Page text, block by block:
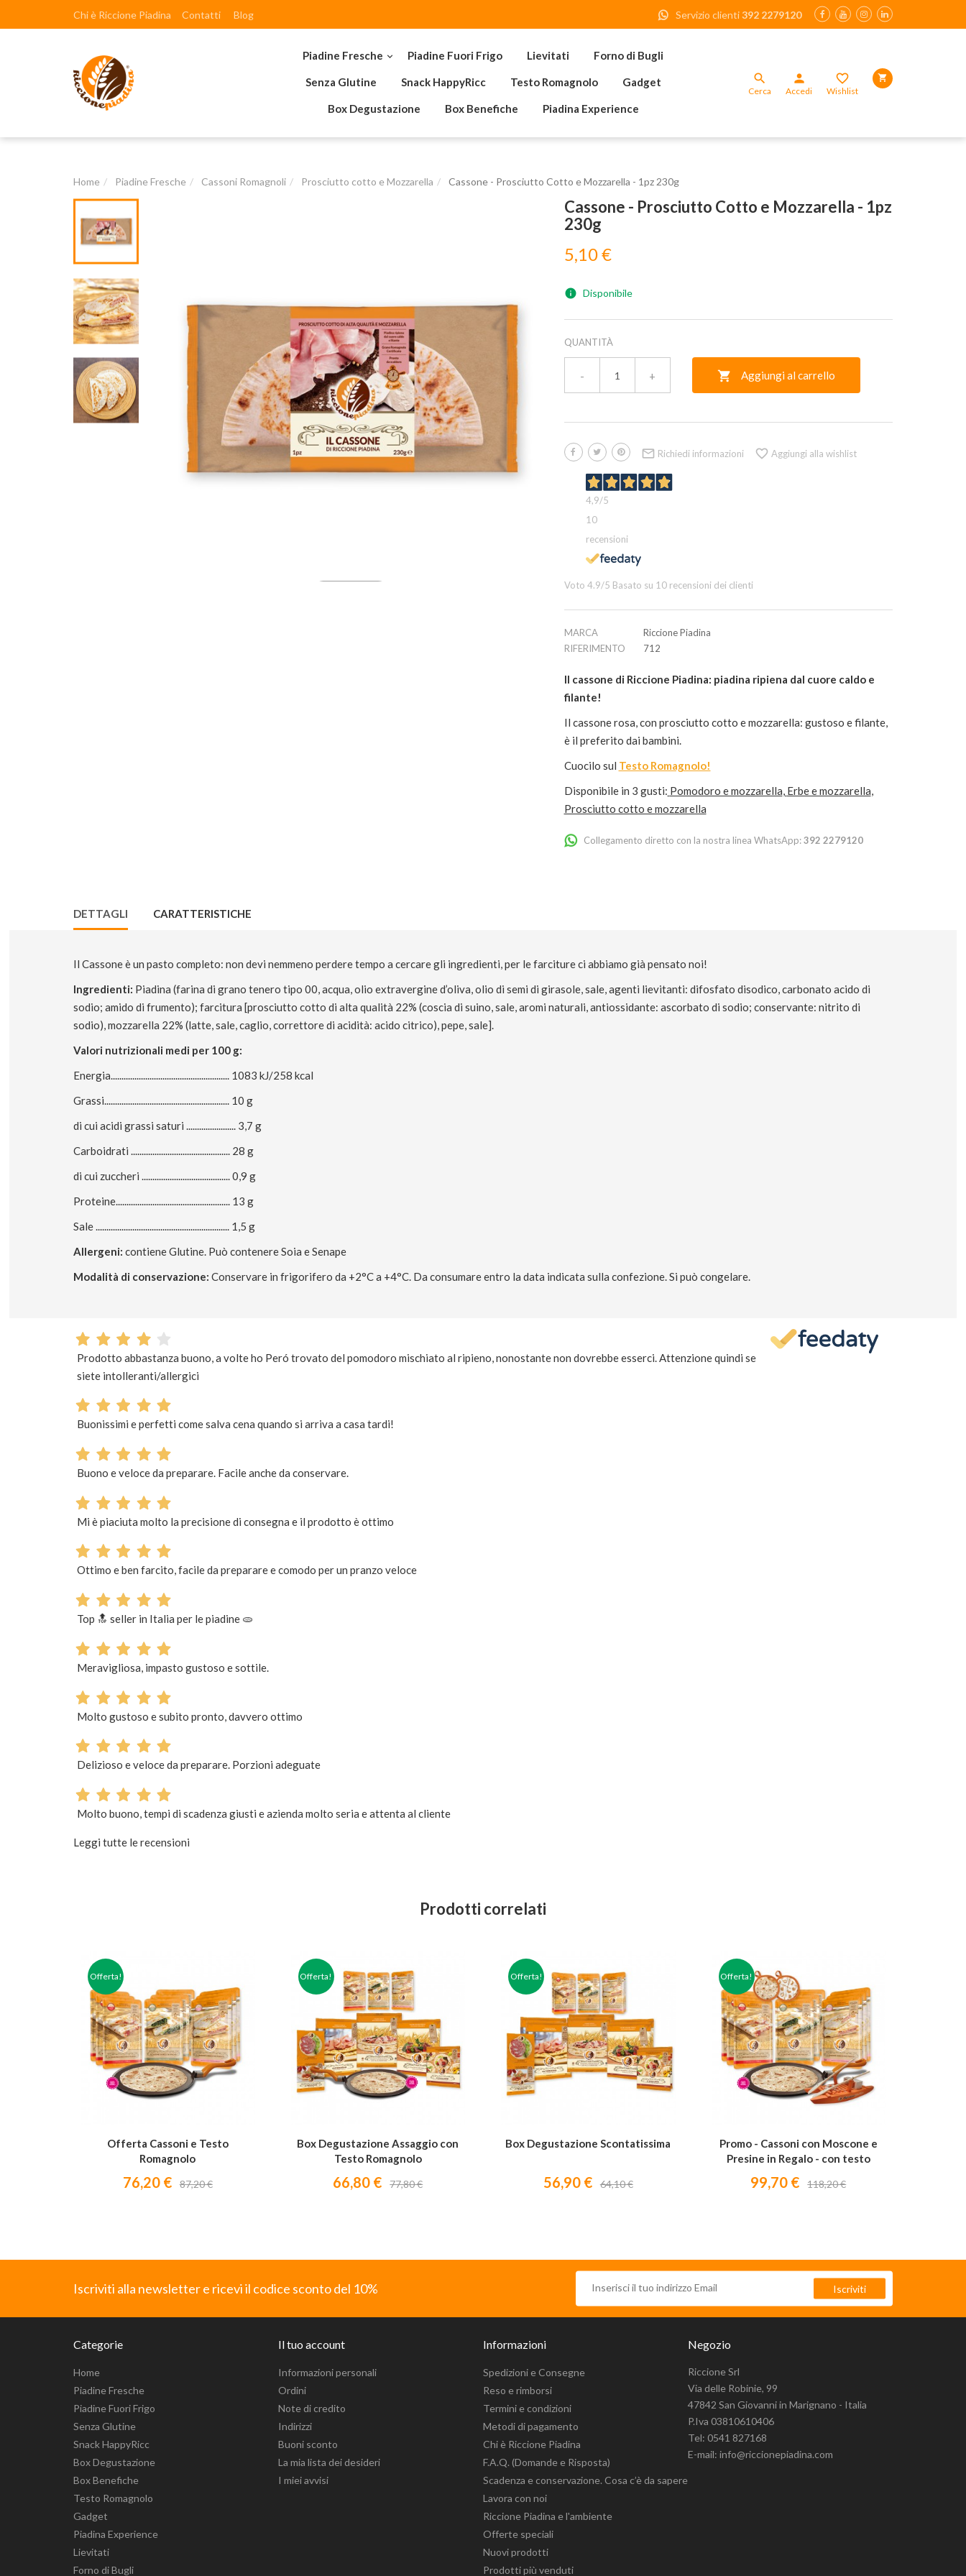
Chi è Riccione Piadina Contatti Servizio clienti392 2279120
Blog

Piadine Fresche Piadine Fuori Frigo Lievitati Forno di Bugli
Senza Glutine Snack HappyRicc Testo Romagnolo Gadget
Box Degustazione Box Benefiche Piadina Experience


Wishlist
person
Accedi

Cerca
Home Piadine Fresche Cassoni Romagnoli Prosciutto cotto e Mozzarella Cassone - Prosciutto Cotto e Mozzarella - 1pz 230g
Cassone - Prosciutto Cotto e Mozzarella - 1pz
230g
5,10 €
 Disponibile
QUANTITÀ
- +  Aggiungi al carrello
 Richiedi informazioni  Aggiungi alla wishlist
4,9/5
10
recensioni
Voto 4.9/5 Basato su 10 recensioni dei clienti
MARCA
Riccione Piadina
RIFERIMENTO
712
Il cassone di Riccione Piadina: piadina ripiena dal cuore caldo e
filante!
Il cassone rosa, con prosciutto cotto e mozzarella: gustoso e filante,
è il preferito dai bambini.
Cuocilo sul Testo Romagnolo!
Disponibile in 3 gusti: Pomodoro e mozzarella, Erbe e mozzarella,
Prosciutto cotto e mozzarella
Collegamento diretto con la nostra linea WhatsApp: 392 2279120
DETTAGLI CARATTERISTICHE
Il Cassone è un pasto completo: non devi nemmeno perdere tempo a cercare gli ingredienti, per le farciture ci abbiamo già pensato noi!
Ingredienti: Piadina (farina di grano tenero tipo 00, acqua, olio extravergine d’oliva, olio di semi di girasole, sale, agenti lievitanti: difosfato disodico, carbonato acido di
sodio; amido di frumento); farcitura [prosciutto cotto di alta qualità 22% (coscia di suino, sale, aromi naturali, antiossidante: ascorbato di sodio; conservante: nitrito di
sodio), mozzarella 22% (latte, sale, caglio, correttore di acidità: acido citrico), pepe, sale].
Valori nutrizionali medi per 100 g:
Energia....................................................... 1083 kJ/258 kcal
Grassi.......................................................... 10 g
di cui acidi grassi saturi ....................... 3,7 g
Carboidrati .............................................. 28 g
di cui zuccheri ......................................... 0,9 g
Proteine..................................................... 13 g
Sale .............................................................. 1,5 g
Allergeni: contiene Glutine. Può contenere Soia e Senape
Modalità di conservazione: Conservare in frigorifero da +2°C a +4°C. Da consumare entro la data indicata sulla confezione. Si può congelare.
Prodotto abbastanza buono, a volte ho Peró trovato del pomodoro mischiato al ripieno, nonostante non dovrebbe esserci. Attenzione quindi se
siete intolleranti/allergici
Buonissimi e perfetti come salva cena quando si arriva a casa tardi!
Buono e veloce da preparare. Facile anche da conservare.
Mi è piaciuta molto la precisione di consegna e il prodotto è ottimo
Ottimo e ben farcito, facile da preparare e comodo per un pranzo veloce
Top 🔝 seller in Italia per le piadine 🫓
Meravigliosa, impasto gustoso e sottile.
Molto gustoso e subito pronto, davvero ottimo
Delizioso e veloce da preparare. Porzioni adeguate
Molto buono, tempi di scadenza giusti e azienda molto seria e attenta al cliente
Leggi tutte le recensioni
Prodotti correlati
Offerta!
Offerta Cassoni e Testo
Romagnolo
76,20 € 87,20 €
Offerta!
Box Degustazione Assaggio con
Testo Romagnolo
66,80 € 77,80 €
Offerta!
Box Degustazione Scontatissima
56,90 € 64,10 €
Offerta!
Promo - Cassoni con Moscone e
Presine in Regalo - con testo
99,70 € 118,20 €
Iscriviti alla newsletter e ricevi il codice sconto del 10%
Categorie
Home
Piadine Fresche
Piadine Fuori Frigo
Senza Glutine
Snack HappyRicc
Box Degustazione
Box Benefiche
Testo Romagnolo
Gadget
Piadina Experience
Lievitati
Forno di Bugli
Il tuo account
Informazioni personali
Ordini
Note di credito
Indirizzi
Buoni sconto
La mia lista dei desideri
I miei avvisi
Informazioni
Spedizioni e Consegne
Reso e rimborsi
Termini e condizioni
Metodi di pagamento
Chi è Riccione Piadina
F.A.Q. (Domande e Risposta)
Scadenza e conservazione. Cosa c’è da sapere
Lavora con noi
Riccione Piadina e l'ambiente
Offerte speciali
Nuovi prodotti
Prodotti più venduti
Negozio
Riccione Srl
Via delle Robinie, 99
47842 San Giovanni in Marignano - Italia
P.Iva 03810610406
Tel: 0541 827168
E-mail: info@riccionepiadina.com